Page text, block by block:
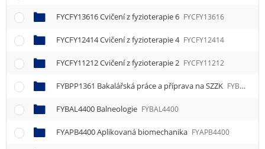
FYCFY13616 Cvičení z fyzioterapie 6 FYCFY13616
FYCFY12414 Cvičení z fyzioterapie 4 FYCFY12414
FYCFY11212 Cvičení z fyzioterapie 2 FYCFY11212
FYBPP1361 Bakalářská práce a příprava na SZZK FYBPP1361
FYBAL4400 Balneologie FYBAL4400
FYAPB4400 Aplikovaná biomechanika FYAPB4400